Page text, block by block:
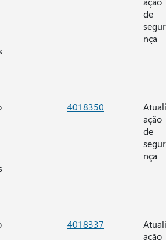
de
nça
4018350
ação
de
nça
4018337
ação